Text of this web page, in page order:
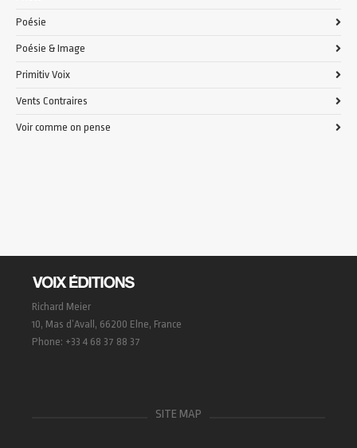
Poésie
Poésie & Image
Primitiv Voix
Vents Contraires
Voir comme on pense
Richard Meier
10, Mas d’Avall, 66200 Elne, France
Phone: +33 4 68 37 88 37
SITE MAP